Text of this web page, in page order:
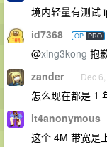
境内轻量有测试
id7368 OP PRO
@xing3kong 抱
zander Dec
怎么现在都是 1
it4anonymous
这个 4M 带宽是